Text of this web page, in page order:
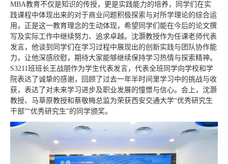
MBA教育不仅是知识的传授，更是实践能力的培养，同学们在实
践课程中体现出来的对于商业问题积极探索与对所学理论的综合运
用，正是这一教育理念的生动体现，希望同学们能在今后的论文撰
写及实际工作中继续努力、追求卓越。沈灏教授作为任课老师代表
发言，他谈到同学们在学习过程中展现出的创新实践与团队协作能
力，让他深感欣慰，期待大家能够继续保持学习热情与探索精神。
S3211班班长王战朋作为学生代表发言，代表全班同学向学校和学
院表达了诚挚的感谢，回顾了过去一年半时间里学习中的挑战与收
获，表达了对未来学习进步及职业发展的憧憬与信心。会上，沈灏
教授、马草原教授和蔡敬梅总监为荣获西安交通大学“优秀研究生
干部”“优秀研究生”的同学颁奖。